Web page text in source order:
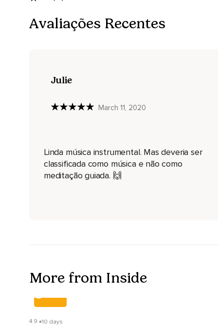
Avaliações Recentes
Julie
March 11, 2020
Linda música instrumental. Mas deveria ser
classificada como música e não como
meditação guiada. 🙌
More from Inside
4.9 10 days